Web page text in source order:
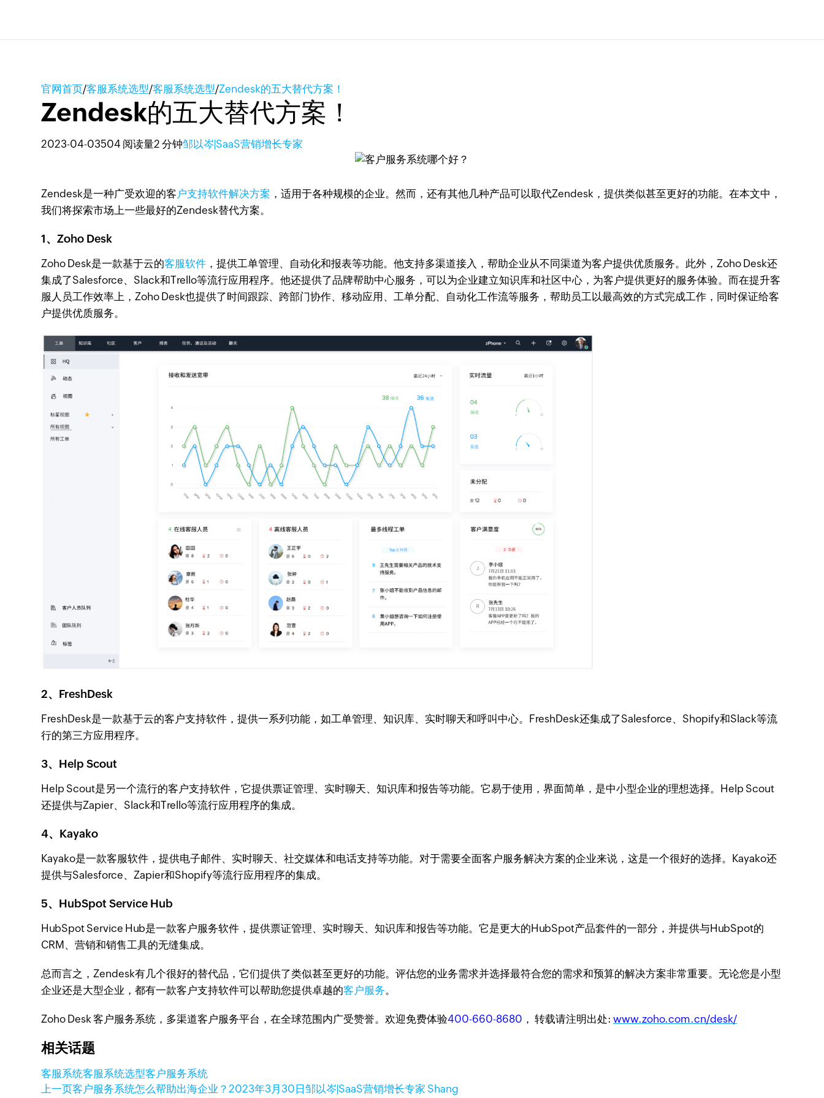
官网首页/客服系统选型/客服系统选型/Zendesk的五大替代方案！
Zendesk的五大替代方案！
2023-04-03504 阅读量2 分钟邹以岑|SaaS营销增长专家
Zendesk是一种广受欢迎的客 户支持软件解决方案 ，适用于各种规模的企业。然而，还有其他几种产品可以取代Zendesk，提供类似甚至更好的功能。在本文中，
我们将探索市场上一些最好的Zendesk替代方案。
1、Zoho Desk
Zoho Desk是一款基于云的客服软件 ，提供工单管理、自动化和报表等功能。他支持多渠道接入，帮助企业从不同渠道为客户提供优质服务。此外，Zoho Desk还
集成了Salesforce、Slack和Trello等流行应用程序。他还提供了品牌帮助中心服务，可以为企业建立知识库和社区中心，为客户提供更好的服务体验。而在提升客
服人员工作效率上，Zoho Desk也提供了时间跟踪、跨部门协作、移动应用、工单分配、自动化工作流等服务，帮助员工以最高效的方式完成工作，同时保证给客
户提供优质服务。
2、FreshDesk
FreshDesk是一款基于云的客户支持软件，提供一系列功能，如工单管理、知识库、实时聊天和呼叫中心。FreshDesk还集成了Salesforce、Shopify和Slack等流
行的第三方应用程序。
3、Help Scout
Help Scout是另一个流行的客户支持软件，它提供票证管理、实时聊天、知识库和报告等功能。它易于使用，界面简单，是中小型企业的理想选择。Help Scout
还提供与Zapier、Slack和Trello等流行应用程序的集成。
4、Kayako
Kayako是一款客服软件，提供电子邮件、实时聊天、社交媒体和电话支持等功能。对于需要全面客户服务解决方案的企业来说，这是一个很好的选择。Kayako还
提供与Salesforce、Zapier和Shopify等流行应用程序的集成。
5、HubSpot Service Hub
HubSpot Service Hub是一款客户服务软件，提供票证管理、实时聊天、知识库和报告等功能。它是更大的HubSpot产品套件的一部分，并提供与HubSpot的
CRM、营销和销售工具的无缝集成。
总而言之，Zendesk有几个很好的替代品，它们提供了类似甚至更好的功能。评估您的业务需求并选择最符合您的需求和预算的解决方案非常重要。无论您是小型
企业还是大型企业，都有一款客户支持软件可以帮助您提供卓越的客户服务。
Zoho Desk 客户服务系统，多渠道客户服务平台，在全球范围内广受赞誉。欢迎免费体验400-660-8680 ， 转载请注明出处:www.zoho.com.cn/desk/
相关话题
客服系统客服系统选型客户服务系统
上一页客户服务系统怎么帮助出海企业？ 2023年3月30日邹以岑|SaaS营销增长专家 Shang